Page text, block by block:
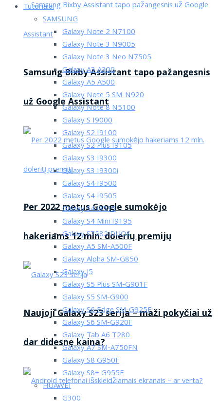
Samsung Bixby Assistant tapo pažangesnis
už Google Assistant
Per 2022 metus Google sumokėjo
hakeriams 12 mln. dolerių premijų
Naujoji Galaxy S23 serija – maži pokyčiai už
dar didesnę kaina?
Tutorialai
SAMSUNG
Galaxy Note 2 N7100
Galaxy Note 3 N9005
Galaxy Note 3 Neo N7505
Galaxy A3 A300
Galaxy A5 A500
Galaxy Note 5 SM-N920
Galaxy Note 8 N5100
Galaxy S I9000
Galaxy S2 I9100
Galaxy S2 Plus I9105
Galaxy S3 I9300
Galaxy S3 I9300i
Galaxy S4 I9500
Galaxy S4 I9505
Galaxy S4 i9515
Galaxy S4 Mini I9195
Galaxy S7582 DUOS
Galaxy A5 SM-A500F
Galaxy Alpha SM-G850
Galaxy J5
Galaxy S5 Plus SM-G901F
Galaxy S5 SM-G900
Galaxy S6 Edge SM-G925F
Galaxy S6 SM-G920F
Galaxy Tab A6 T280
Galaxy A7 SM-A750FN
Galaxy S8 G950F
Galaxy S8+ G955F
HUAWEI